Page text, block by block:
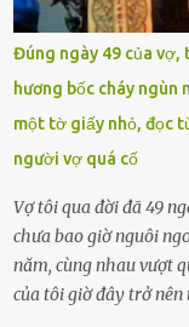
năm thứ 24. Quá trình
nhận thức được nội
ngày 1.9 là chưa phù
xin lỗi trên trang
với cơ quan chức
Đúng ngày 49 của
hương bốc cháy
một tờ giấy nhỏ, đọc
người vợ quá cố
Vợ tôi qua đời đã 49
chưa bao giờ nguôi
năm, cùng nhau vượt
của tôi giờ đây trở nên